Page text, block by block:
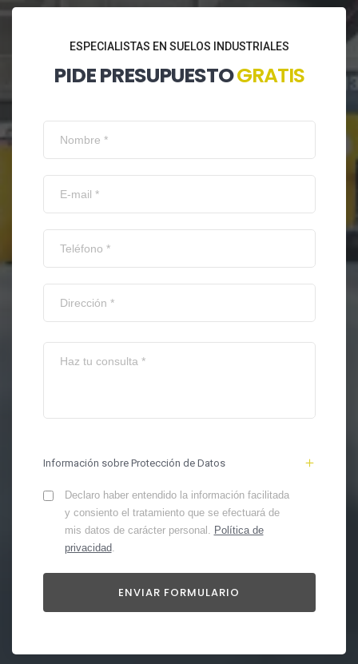
ESPECIALISTAS EN SUELOS INDUSTRIALES
PIDE PRESUPUESTOGRATIS
Información sobre Protección de Datos
Declaro haber entendido la información facilitada
y consiento el tratamiento que se efectuará de
mis datos de carácter personal. Política de
privacidad.